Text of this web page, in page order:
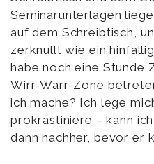
Seminarunterlagen
auf dem Schreibtisch,
zerknüllt wie ein
habe noch eine Stunde
Wirr-Warr-Zone
ich mache? Ich lege
prokrastiniere – kann
dann nachher, bevor er